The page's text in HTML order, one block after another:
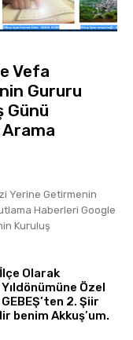
Vefa
Gururu
Günü
Yerine Getirmenin
Haberleri Google
Kuruluş
Olarak
Özel
2. Şiir
benim Akkuş’um.